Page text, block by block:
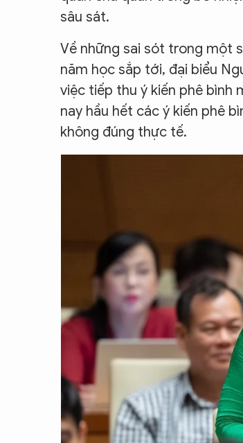
sâu sát.
Về những sai sót trong một
năm học sắp tới, đại biểu
việc tiếp thu ý kiến phê bình
nay hầu hết các ý kiến phê
không đúng thực tế.